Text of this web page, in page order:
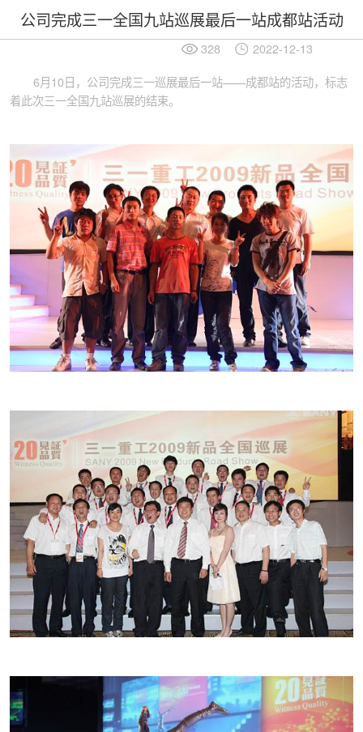
公司完成三一全国九站巡展最后一站成都站活动
328 2022-12-13
6月10日，公司完成三一巡展最后一站——成都站的活动，标志
着此次三一全国九站巡展的结束。